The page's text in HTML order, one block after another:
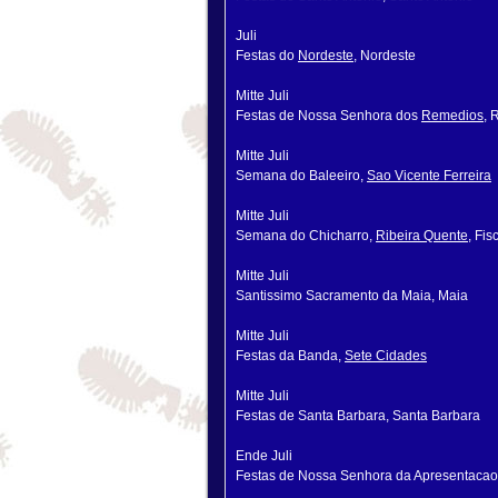
Juli
Festas do Nordeste, Nordeste
Mitte Juli
Festas de Nossa Senhora dos Remedios,
Mitte Juli
Semana do Baleeiro, Sao Vicente Ferreira
Mitte Juli
Semana do Chicharro, Ribeira Quente,
Mitte Juli
Santissimo Sacramento da Maia, Maia
Mitte Juli
Festas da Banda, Sete Cidades
Mitte Juli
Festas de Santa Barbara, Santa Barbara
Ende Juli
Festas de Nossa Senhora da